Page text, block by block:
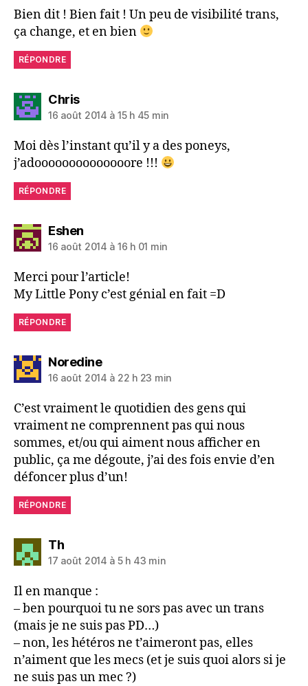
Bien dit ! Bien fait ! Un peu de visibilité trans,
ça change, et en bien
RÉPONDRE
Chrisdit :
16 août 2014 à 15 h 45 min
Moi dès l’instant qu’il y a des poneys,
j’adoooooooooooooore !!!
RÉPONDRE
Eshendit :
16 août 2014 à 16 h 01 min
Merci pour l’article!
My Little Pony c’est génial en fait =D
RÉPONDRE
Noredinedit :
16 août 2014 à 22 h 23 min
C’est vraiment le quotidien des gens qui
vraiment ne comprennent pas qui nous
sommes, et/ou qui aiment nous afficher en
public, ça me dégoute, j’ai des fois envie d’en
défoncer plus d’un!
RÉPONDRE
Thdit :
17 août 2014 à 5 h 43 min
Il en manque :
– ben pourquoi tu ne sors pas avec un trans
(mais je ne suis pas PD…)
– non, les hétéros ne t’aimeront pas, elles
n’aiment que les mecs (et je suis quoi alors si je
ne suis pas un mec ?)